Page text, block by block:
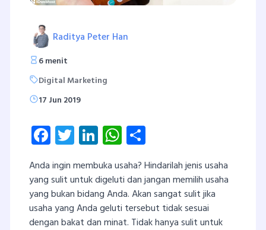
Raditya Peter Han
6 menit
Digital Marketing
17 Jun 2019
Facebook
Twitter
LinkedInWhatsApp
Anda ingin membuka usaha? Hindarilah jenis usaha
yang sulit untuk digeluti dan jangan memilih usaha
yang bukan bidang Anda. Akan sangat sulit jika
usaha yang Anda geluti tersebut tidak sesuai
dengan bakat dan minat. Tidak hanya sulit untuk